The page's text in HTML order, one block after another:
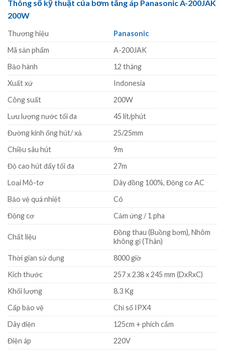
Thông số kỹ thuật của bơm tăng áp Panasonic A-200JAK
200W
Thương hiệu
Panasonic
Mã sản phẩm
A-200JAK
Bảo hành
12 tháng
Xuất xứ
Indonesia
Công suất
200W
Lưu lượng nước tối đa
45 lít/phút
Đường kính ống hút/ xả
25/25mm
Chiều sâu hút
9m
Độ cao hút đẩy tối đa
27m
Loại Mô-tơ
Dây đồng 100%, Động cơ AC
Bảo vệ quá nhiệt
Có
Động cơ
Cảm ứng / 1 pha
Chất liệu
Đồng thau (Buồng bơm), Nhôm
không gỉ (Thân)
Thời gian sử dụng
8000 giờ
Kích thước
257 x 238 x 245 mm (DxRxC)
Khối lượng
8.3 Kg
Cấp bảo vệ
Chỉ số IPX4
Dây điện
125cm + phích cắm
Điện áp
220V